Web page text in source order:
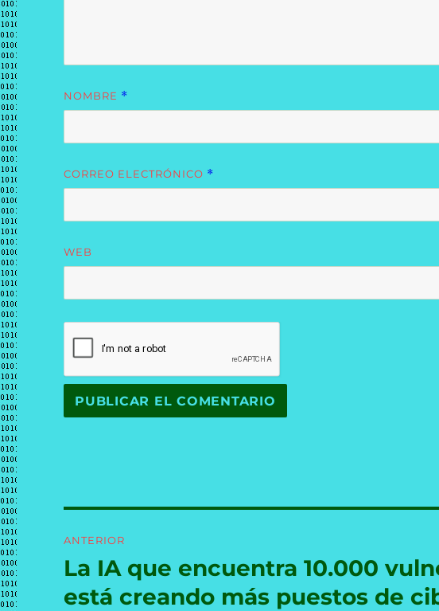
NOMBRE *
CORREO ELECTRÓNICO *
WEB
de
entradas
ANTERIOR
Entrada
anterior:
La IA que encuentra 10.000
está creando más puestos de